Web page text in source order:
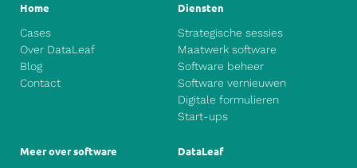
Home
Cases
Over DataLeaf
Blog
Contact
Diensten
Strategische sessies
Maatwerk software
Software beheer
Software vernieuwen
Digitale formulieren
Start-ups
Meer over software DataLeaf